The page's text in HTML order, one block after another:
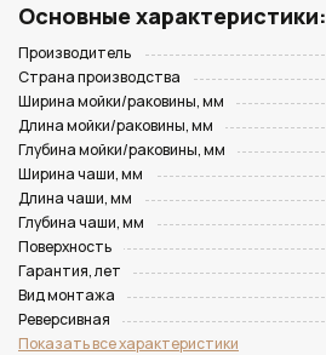
Основные характеристики:
Производитель
Страна производства
Ширина мойки/раковины, мм
Длина мойки/раковины, мм
Глубина мойки/раковины, мм
Ширина чаши, мм
Длина чаши, мм
Глубина чаши, мм
Поверхность
Гарантия, лет
Вид монтажа
Реверсивная
Показать все характеристики